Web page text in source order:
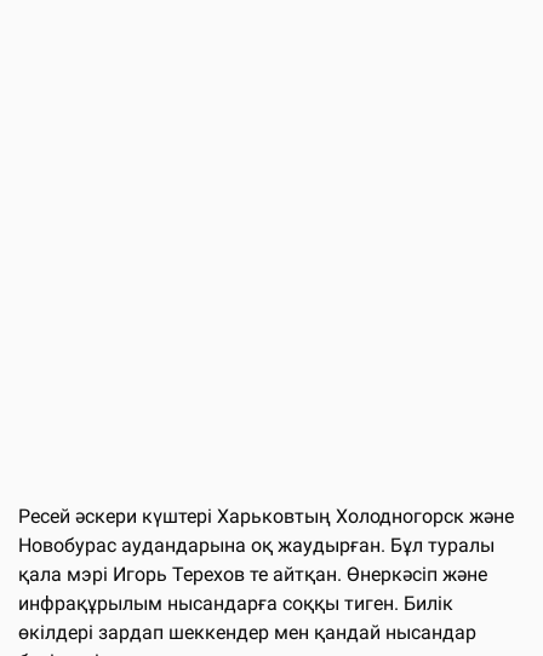
Ресей әскери күштері Харьковтың Холодногорск және
Новобурас аудандарына оқ жаудырған. Бұл туралы
қала мэрі Игорь Терехов те айтқан. Өнеркәсіп және
инфрақұрылым нысандарға соққы тиген. Билік
өкілдері зардап шеккендер мен қандай нысандар